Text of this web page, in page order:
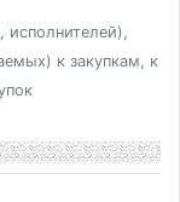
исполнителей),
к закупкам, к